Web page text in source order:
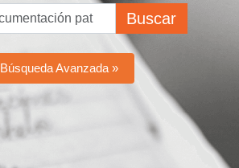
Buscar
Búsqueda Avanzada »